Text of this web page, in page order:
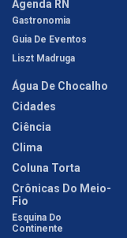
Agenda RN
Gastronomia
Guia De Eventos
Liszt Madruga
Água De Chocalho
Cidades
Ciência
Clima
Coluna Torta
Crônicas Do Meio-
Fio
Esquina Do
Continente